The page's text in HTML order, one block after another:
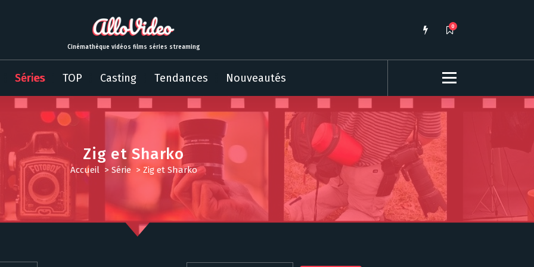
Cinémathèque vidéos films séries streaming
0
Séries TOP Casting Tendances Nouveautés
Zig et Sharko
Accueil > Série> Zig et Sharko